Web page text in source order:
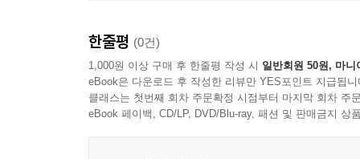
한줄평 (0건)
1,000원 이상 구매 후 한줄평 작성 시 일반회원 50원, 마니
eBook은 다운로드 후 작성한 리뷰만 YES포인트 지급됩니
클래스는 첫번째 회차 주문확정 시점부터 마지막 회차 주
eBook 페이백, CD/LP, DVD/Blu-ray, 패션 및 판매금지 상